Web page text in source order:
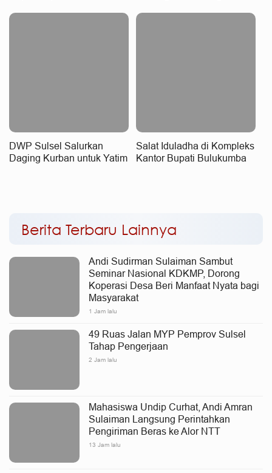
DWP Sulsel Salurkan
Daging Kurban untuk Yatim
Salat Iduladha di Kompleks
Kantor Bupati Bulukumba
Berita Terbaru Lainnya
Andi Sudirman Sulaiman Sambut
Seminar Nasional KDKMP, Dorong
Koperasi Desa Beri Manfaat Nyata bagi
Masyarakat
1 Jam lalu
49 Ruas Jalan MYP Pemprov Sulsel
Tahap Pengerjaan
2 Jam lalu
Mahasiswa Undip Curhat, Andi Amran
Sulaiman Langsung Perintahkan
Pengiriman Beras ke Alor NTT
13 Jam lalu